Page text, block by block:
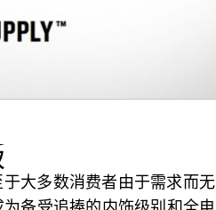
大多数消费者由于需求而无